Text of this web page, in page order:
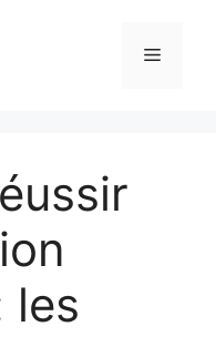
Menu
les